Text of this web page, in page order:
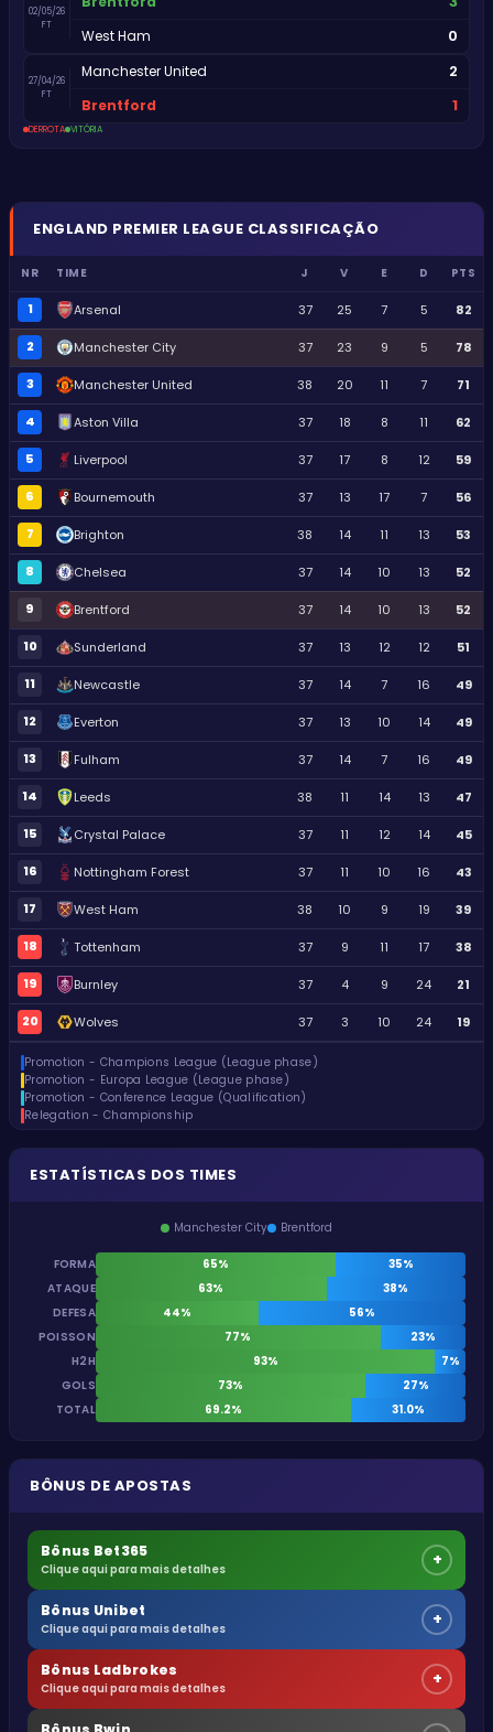
02/05/26
FT
West Ham 0
27/04/26
FT
Manchester United 2
Brentford 1
DERROTA VITÓRIA
ENGLAND PREMIER LEAGUE CLASSIFICAÇÃO
NR TIME J V E D PTS
1 Arsenal 37 25 7 5 82
2 Manchester City 37 23 9 5 78
3 Manchester United 38 20 11 7 71
4 Aston Villa 37 18 8 11 62
5 Liverpool 37 17 8 12 59
6 Bournemouth 37 13 17 7 56
7 Brighton 38 14 11 13 53
8 Chelsea 37 14 10 13 52
9 Brentford 37 14 10 13 52
10 Sunderland 37 13 12 12 51
11 Newcastle 37 14 7 16 49
12 Everton 37 13 10 14 49
13 Fulham 37 14 7 16 49
14 Leeds 38 11 14 13 47
15 Crystal Palace 37 11 12 14 45
16 Nottingham Forest 37 11 10 16 43
17 West Ham 38 10 9 19 39
18 Tottenham 37 9 11 17 38
19 Burnley 37 4 9 24 21
20 Wolves 37 3 10 24 19
Promotion - Champions League (League phase)
Promotion - Europa League (League phase)
Promotion - Conference League (Qualification)
Relegation - Championship
ESTATÍSTICAS DOS TIMES
Manchester City Brentford
FORMA 65%
35%
ATAQUE
63%
38%
DEFESA
44%
56%
POISSON
77%
23%
H2H
93%
7%
GOLS
73%
27%
TOTAL
69.2% 31.0%
BÔNUS DE APOSTAS
Bônus Bet365
Clique aqui para mais detalhes +
Bônus Unibet
Clique aqui para mais detalhes +
Bônus Ladbrokes
Clique aqui para mais detalhes +